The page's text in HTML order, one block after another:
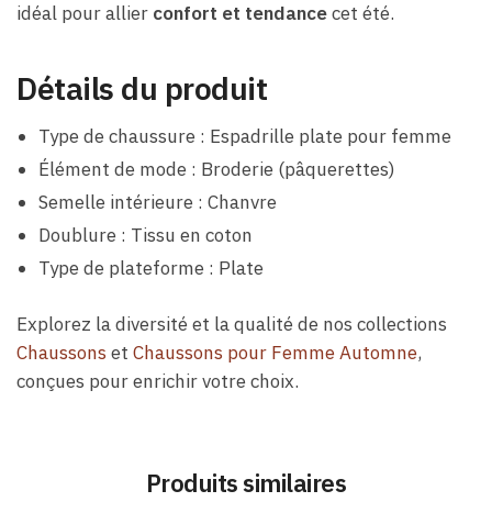
idéal pour allier confort et tendancecet été.
Détails du produit
Type de chaussure : Espadrille plate pour femme
Élément de mode : Broderie (pâquerettes)
Semelle intérieure : Chanvre
Doublure : Tissu en coton
Type de plateforme : Plate
Explorez la diversité et la qualité de nos collections
Chaussons et Chaussons pour Femme Automne,
conçues pour enrichir votre choix.
Produits similaires